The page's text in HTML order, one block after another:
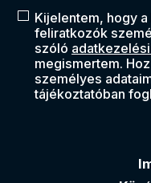
Kijelentem, hogy
feliratkozók
szóló
megismertem.
személyes
tájékoztatóban